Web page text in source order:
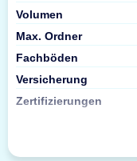
Volumen
Max. Ordner
Fachböden
Versicherung
Zertifizierungen